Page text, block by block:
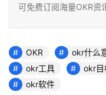
可免费订阅海量OKR资
OKR okr什么
okr工具
okr目
okr软件